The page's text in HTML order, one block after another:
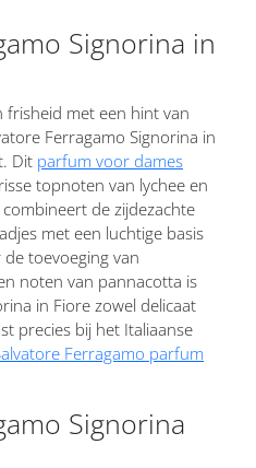
Signorina in
frisheid met een hint van
Ferragamo Signorina in
Dit parfum voor dames
topnoten van lychee en
de zijdezachte
met een luchtige basis
toevoeging van
noten van pannacotta is
in Fiore zowel delicaat
precies bij het Italiaanse
Ferragamo parfum
Signorina